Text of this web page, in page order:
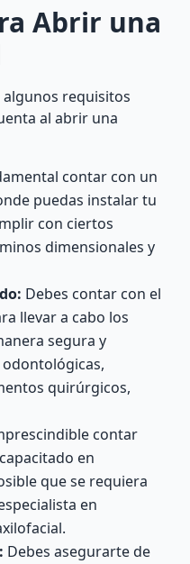
Abrir una
requisitos
al abrir una
contar con un
puedas instalar tu
con ciertos
dimensionales y
Debes contar con el
llevar a cabo los
segura y
odontológicas,
quirúrgicos,
contar
en
que se requiera
en
Debes asegurarte de